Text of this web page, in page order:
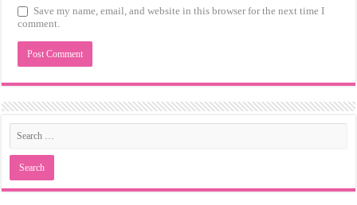
Save my name, email, and website in this browser for the next time I
comment.